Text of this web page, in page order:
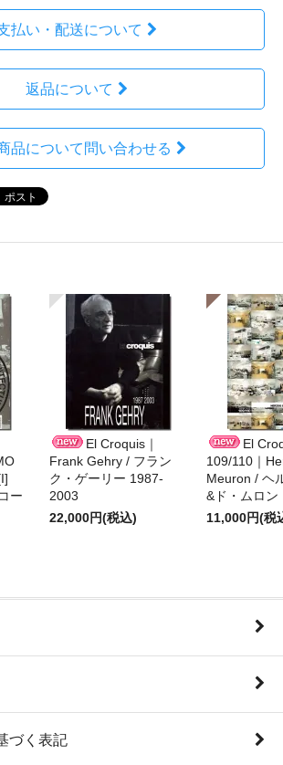
払い・配送について
返品について
品について問い合わせる
ー
El Croquis｜
Frank Gehry / フラン
ク・ゲーリー 1987-
2003
22,000円(税込)
El
109/110｜
Meuron / ヘ
&ド・ムロ
11,000円(税
づく表記